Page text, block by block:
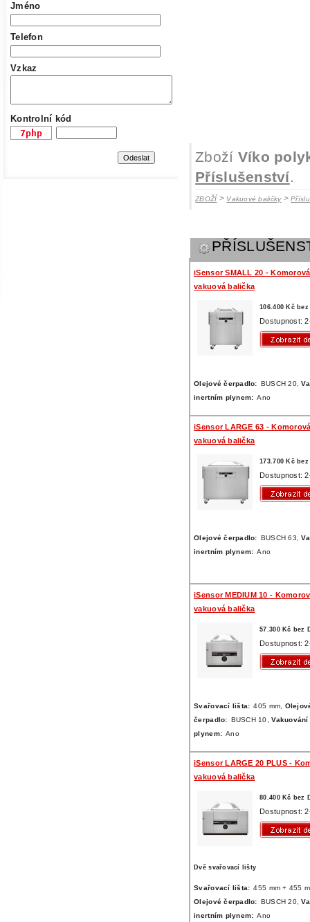
Jméno
Telefon
Vzkaz
Kontrolní kód
Zboží Víko
Příslušenství.
ZBOŽÍ> Vakuové baličky>
iSensor SMALL 20 - Komorová
vakuová balička
106.400 Kč bez
Dostupnost:
Olejové čerpadlo: BUSCH 20,
inertním plynem: Ano
iSensor LARGE 63 -
vakuová balička
173.700 Kč bez
Dostupnost:
Olejové čerpadlo: BUSCH 63,
inertním plynem: Ano
iSensor MEDIUM 10 -
vakuová balička
57.300 Kč bez
Dostupnost:
Svařovací lišta: 405 mm,
čerpadlo: BUSCH 10,
plynem: Ano
iSensor LARGE 20 PLUS -
vakuová balička
80.400 Kč bez
Dostupnost:
Dvě svařovací lišty
Svařovací lišta: 455 mm + 455
Olejové čerpadlo: BUSCH 20,
inertním plynem: Ano